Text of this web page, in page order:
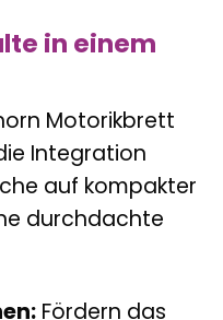
in einem
Motorikbrett
Integration
auf kompakter
durchdachte
Fördern das